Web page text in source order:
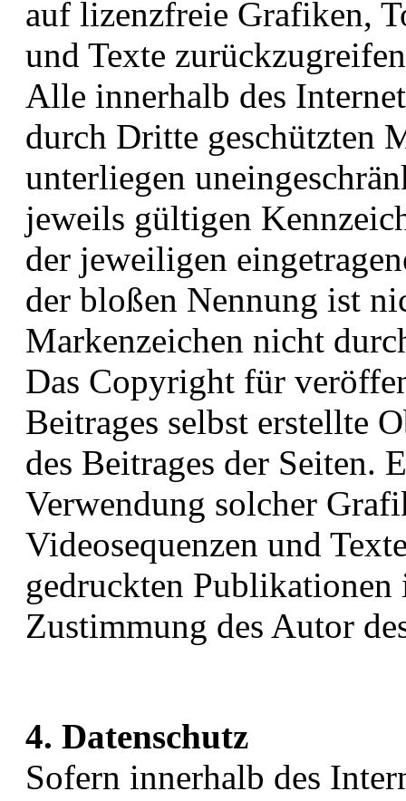
auf lizenzfreie Grafiken,
und Texte
Alle innerhalb des
durch Dritte geschützten
unterliegen
jeweils gültigen
der jeweiligen
der bloßen Nennung ist
Markenzeichen nicht
Das Copyright für
Beitrages selbst erstellte
des Beitrages der Seiten.
Verwendung solcher
Videosequenzen und
gedruckten
Zustimmung des Autor
4. Datenschutz
Sofern innerhalb des